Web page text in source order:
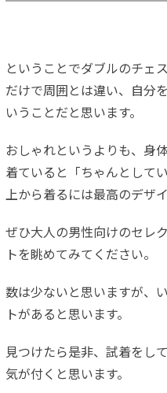
ということでダブルのチェ
だけで周囲とは違い、自分
いうことだと思います。
おしゃれというよりも、身
着ていると「ちゃんとして
上から着るには最高のデザ
ぜひ大人の男性向けのセレ
トを眺めてみてください。
数は少ないと思いますが、
トがあると思います。
見つけたら是非、試着をし
気が付くと思います。